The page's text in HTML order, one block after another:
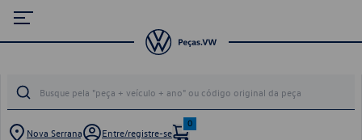
Nova Serrana Entre/registre-se
0